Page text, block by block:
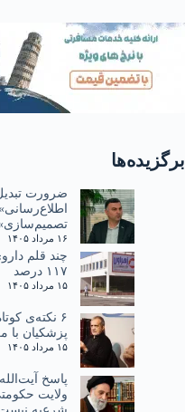
برگزیده‌ها
ضرورت
۱۶ مرداد ۱۴۰۵
۱۱۷ درصد
۱۵ مرداد ۱۴۰۵
پزشکیان با
۱۵ مرداد ۱۴۰۵
پاسخ
ولایت